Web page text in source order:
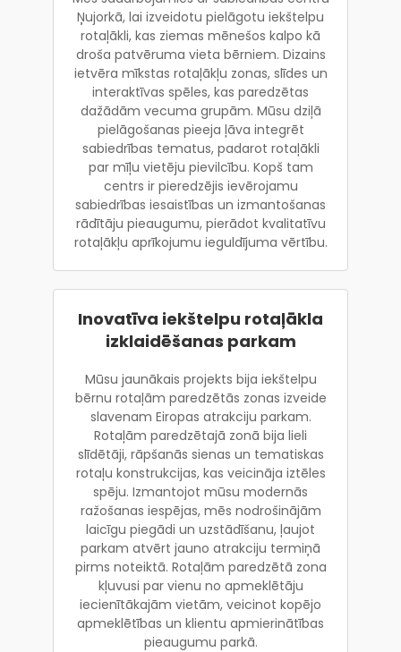
Ņujorkā, lai izveidotu pielāgotu iekštelpu
rotaļākli, kas ziemas mēnešos kalpo kā
droša patvēruma vieta bērniem. Dizains
ietvēra mīkstas rotaļākļu zonas, slīdes un
interaktīvas spēles, kas paredzētas
dažādām vecuma grupām. Mūsu dziļā
pielāgošanas pieeja ļāva integrēt
sabiedrības tematus, padarot rotaļākli
par mīļu vietēju pievilcību. Kopš tam
centrs ir pieredzējis ievērojamu
sabiedrības iesaistības un izmantošanas
rādītāju pieaugumu, pierādot kvalitatīvu
rotaļākļu aprīkojumu ieguldījuma vērtību.
Inovatīva iekštelpu rotaļākla
izklaidēšanas parkam
Mūsu jaunākais projekts bija iekštelpu
bērnu rotaļām paredzētās zonas izveide
slavenam Eiropas atrakciju parkam.
Rotaļām paredzētajā zonā bija lieli
slīdētāji, rāpšanās sienas un tematiskas
rotaļu konstrukcijas, kas veicināja iztēles
spēju. Izmantojot mūsu modernās
ražošanas iespējas, mēs nodrošinājām
laicīgu piegādi un uzstādīšanu, ļaujot
parkam atvērt jauno atrakciju termiņā
pirms noteiktā. Rotaļām paredzētā zona
kļuvusi par vienu no apmeklētāju
iecienītākajām vietām, veicinot kopējo
apmeklētības un klientu apmierinātības
pieaugumu parkā.